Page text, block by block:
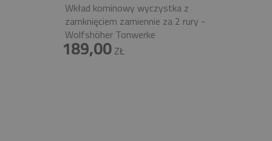
Wkład kominowy wyczystka z
zamknięciem zamiennie za 2 rury -
Wolfshöher Tonwerke
189,00ZŁ